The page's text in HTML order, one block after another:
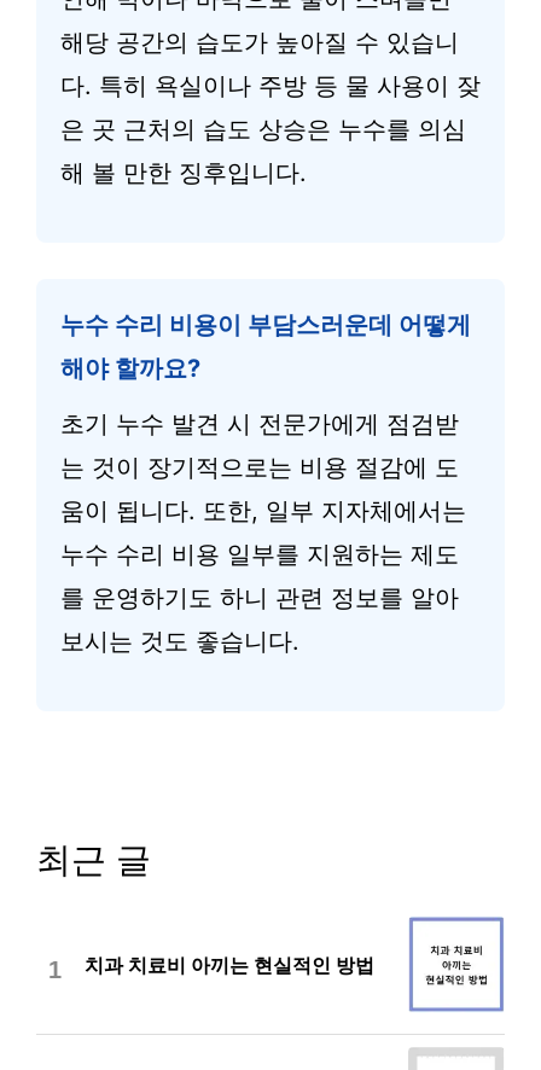
해당 공간의 습도가 높아질 수 있습니
다. 특히 욕실이나 주방 등 물 사용이 잦
은 곳 근처의 습도 상승은 누수를 의심
해 볼 만한 징후입니다.
누수 수리 비용이 부담스러운데 어떻게
해야 할까요?
초기 누수 발견 시 전문가에게 점검받
는 것이 장기적으로는 비용 절감에 도
움이 됩니다. 또한, 일부 지자체에서는
누수 수리 비용 일부를 지원하는 제도
를 운영하기도 하니 관련 정보를 알아
보시는 것도 좋습니다.
최근 글
1 치과 치료비 아끼는 현실적인 방법